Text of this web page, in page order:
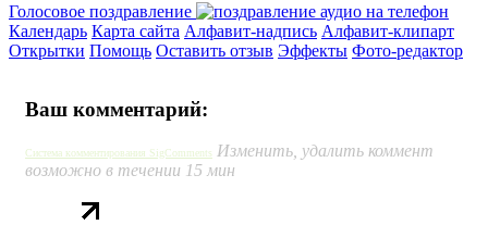
Голосовое поздравление
Календарь Карта сайта Алфавит-надпись Алфавит-клипарт
Открытки Помощь Оставить отзыв Эффекты Фото-редактор
Ваш комментарий:
Система комментирования SigComments Изменить, удалить коммент
возможно в течении 15 мин